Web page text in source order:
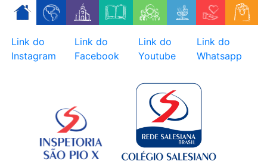
Skip
content
Link do
Instagram
Link do
Facebook
Link do
Youtube
Link do
Whatsapp